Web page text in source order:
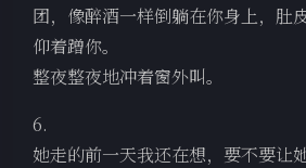
团，像醉酒一样倒躺在你身上，肚
仰着蹭你。
整夜整夜地冲着窗外叫。
6.
她走的前一天我还在想，要不要让